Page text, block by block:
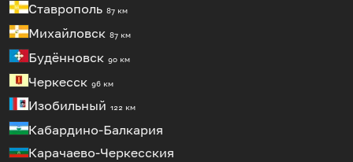
Ставрополь 87 км
Михайловск 87 км
Будённовск 90 км
Черкесск 96 км
Изобильный 122 км
Кабардино-Балкария
Карачаево-Черкесския